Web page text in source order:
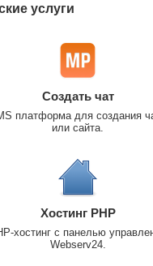
услуги
Создать чат
платформа для создания
или сайта.
Хостинг PHP
хостинг с панелью
Webserv24.